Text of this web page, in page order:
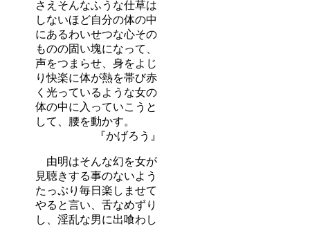
さえそんなふうな仕草は
しないほど自分の体の中
にあるわいせつな心その
ものの固い塊になって、
声をつまらせ、身をよじ
り快楽に体が熱を帯び赤
く光っているような女の
体の中に入っていこうと
して、腰を動かす。
『かげろう』
由明はそんな幻を女が
見聴きする事のないよう
たっぷり毎日楽しませて
やると言い、舌なめずり
し、淫乱な男に出喰わし